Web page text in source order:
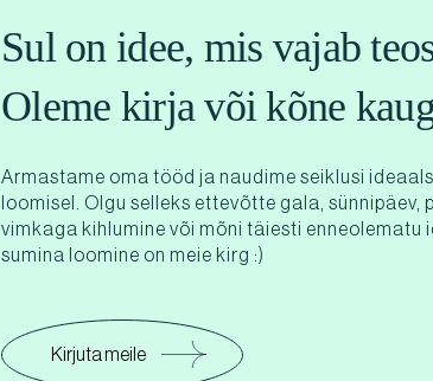
Sul on idee, mis vajab
Oleme kirja või kõne
Armastame oma tööd ja naudime seiklusi
loomisel. Olgu selleks ettevõtte gala, sünnipäev,
vimkaga kihlumine või mõni täiesti enneolematu
sumina loomine on meie kirg :)
Kirjuta meile